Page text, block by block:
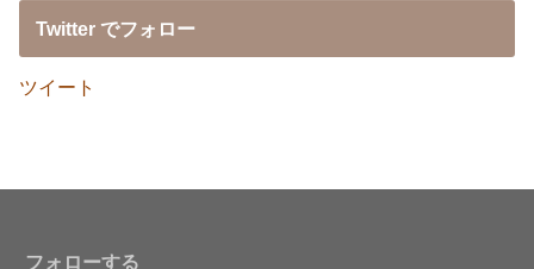
Twitter でフォロー
ツイート
フォローする